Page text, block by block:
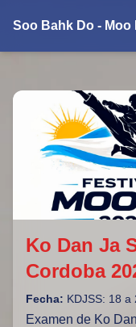
Soo Bahk Do -
Ko Dan Ja
Cordoba
Fecha: KDJSS: 18
Examen de Ko